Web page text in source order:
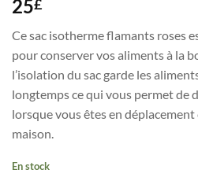
5 basé sur
client
25£
Ce sac isotherme flamants roses
pour conserver vos aliments à la
l’isolation du sac garde les
longtemps ce qui vous permet de
lorsque vous êtes en déplacement
maison.
En stock